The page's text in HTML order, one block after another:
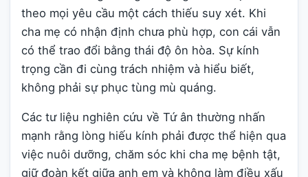
theo mọi yêu cầu một cách thiếu suy xét. Khi
cha mẹ có nhận định chưa phù hợp, con cái vẫn
có thể trao đổi bằng thái độ ôn hòa. Sự kính
trọng cần đi cùng trách nhiệm và hiểu biết,
không phải sự phục tùng mù quáng.
Các tư liệu nghiên cứu về Tứ ân thường nhấn
mạnh rằng lòng hiếu kính phải được thể hiện qua
việc nuôi dưỡng, chăm sóc khi cha mẹ bệnh tật,
giữ đoàn kết giữa anh em và không làm điều xấu